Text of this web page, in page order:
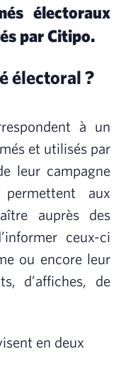
électoraux
par Citipo.
électoral ?
à un
et utilisés par
leur campagne
aux
auprès des
ceux-ci
ou encore leur
d’affiches, de
en deux